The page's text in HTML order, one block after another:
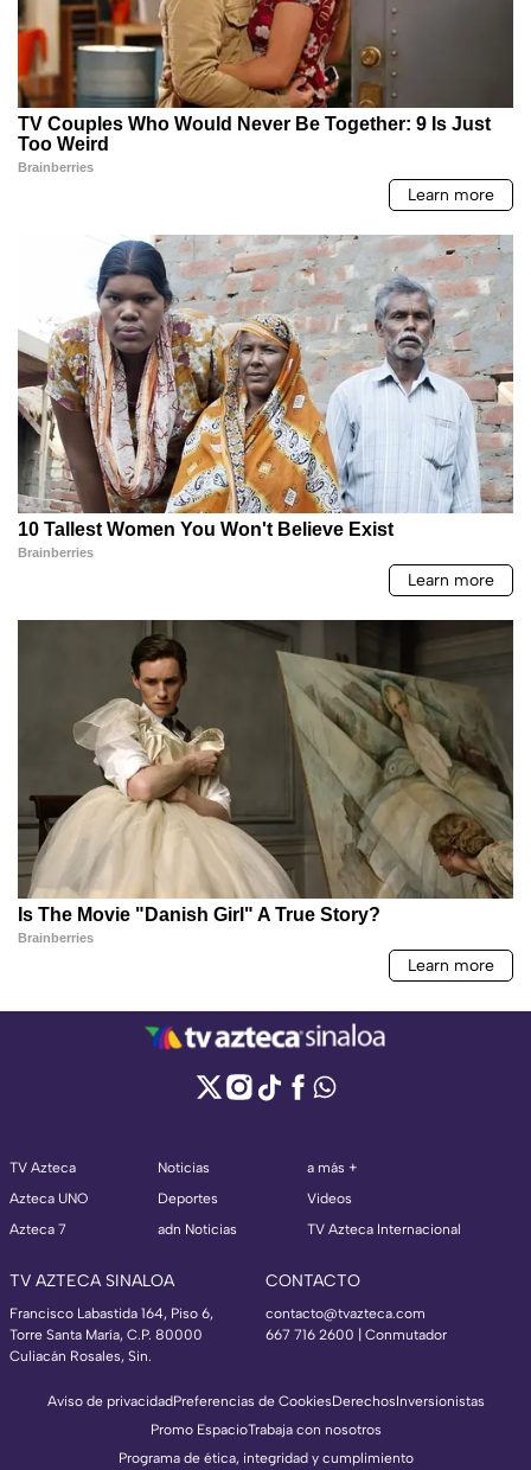
TV Azteca
Azteca UNO
Azteca 7
Noticias
Deportes
adn Noticias
a más +
Videos
TV Azteca Internacional
TV AZTECA SINALOA
Francisco Labastida 164, Piso 6,
Torre Santa María, C.P. 80000
Culiacán Rosales, Sin.
CONTACTO
contacto@tvazteca.com
667 716 2600 | Conmutador
Aviso de privacidadPreferencias de CookiesDerechosInversionistas
Promo EspacioTrabaja con nosotros
Programa de ética, integridad y cumplimiento